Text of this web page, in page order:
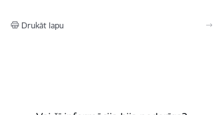
Drukāt lapu